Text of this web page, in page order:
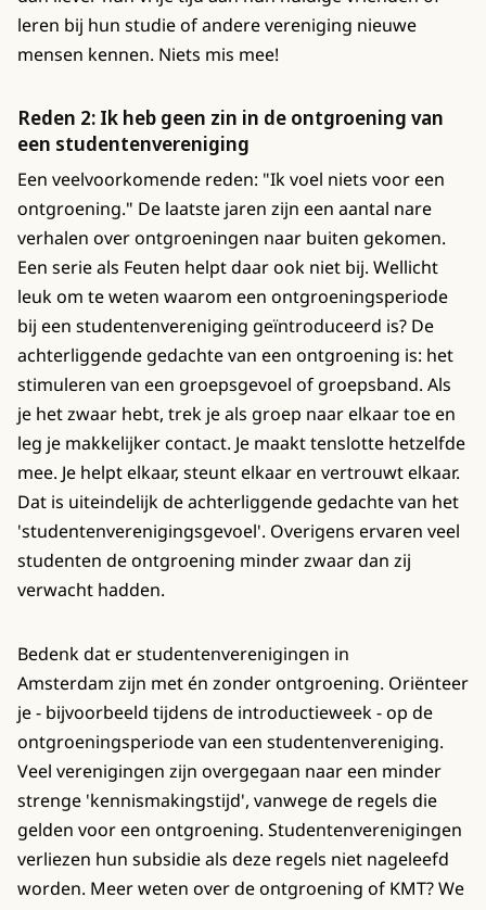
leren bij hun studie of andere vereniging nieuwe
mensen kennen. Niets mis mee!
Reden 2: Ik heb geen zin in de ontgroening van
een studentenvereniging
Een veelvoorkomende reden: "Ik voel niets voor een
ontgroening." De laatste jaren zijn een aantal nare
verhalen over ontgroeningen naar buiten gekomen.
Een serie als Feuten helpt daar ook niet bij. Wellicht
leuk om te weten waarom een ontgroeningsperiode
bij een studentenvereniging geïntroduceerd is? De
achterliggende gedachte van een ontgroening is: het
stimuleren van een groepsgevoel of groepsband. Als
je het zwaar hebt, trek je als groep naar elkaar toe en
leg je makkelijker contact. Je maakt tenslotte hetzelfde
mee. Je helpt elkaar, steunt elkaar en vertrouwt elkaar.
Dat is uiteindelijk de achterliggende gedachte van het
'studentenverenigingsgevoel'. Overigens ervaren veel
studenten de ontgroening minder zwaar dan zij
verwacht hadden.
Bedenk dat er studentenverenigingen in
Amsterdam zijn met én zonder ontgroening. Oriënteer
je - bijvoorbeeld tijdens de introductieweek - op de
ontgroeningsperiode van een studentenvereniging.
Veel verenigingen zijn overgegaan naar een minder
strenge 'kennismakingstijd', vanwege de regels die
gelden voor een ontgroening. Studentenverenigingen
verliezen hun subsidie als deze regels niet nageleefd
worden. Meer weten over de ontgroening of KMT? We